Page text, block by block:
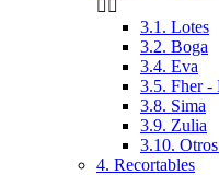
 
3.1. Lotes
3.2. Boga
3.4. Eva
3.5. Fher -
3.8. Sima
3.9. Zulia
3.10.
4. Recortables